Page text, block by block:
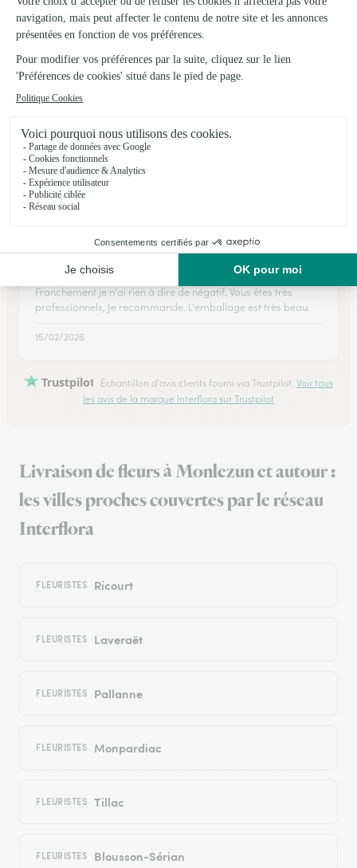
Tout s'est bien passé: beauté du bouquet, livraison comme
annoncé.
19/05/2026
Impeccable
Rapide et intuitif
14/03/2026
★
Je recommande vivement
Franchement je n'ai rien à dire de négatif. Vous êtes très
professionnels, Je recommande. L'emballage est très beau.
15/02/2026
Trustpilot Échantillon d'avis clients fourni via Trustpilot. Voir tous
les avis de la marque Interflora sur Trustpilot
Livraison de fleurs à Monlezun et autour :
les villes proches couvertes par le réseau
Interflora
FLEURISTES Ricourt
FLEURISTES Laveraët
FLEURISTES Pallanne
FLEURISTES Monpardiac
FLEURISTES Tillac
FLEURISTES Blousson-Sérian